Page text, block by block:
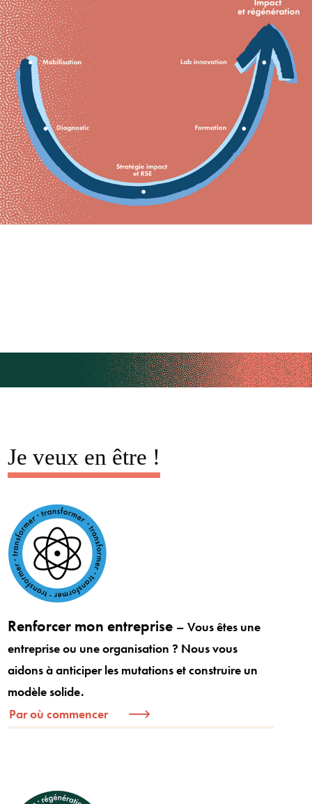
Je veux en être !
Renforcer mon entreprise – Vous êtes une
entreprise ou une organisation ? Nous vous
aidons à anticiper les mutations et construire un
modèle solide.
Par où commencer